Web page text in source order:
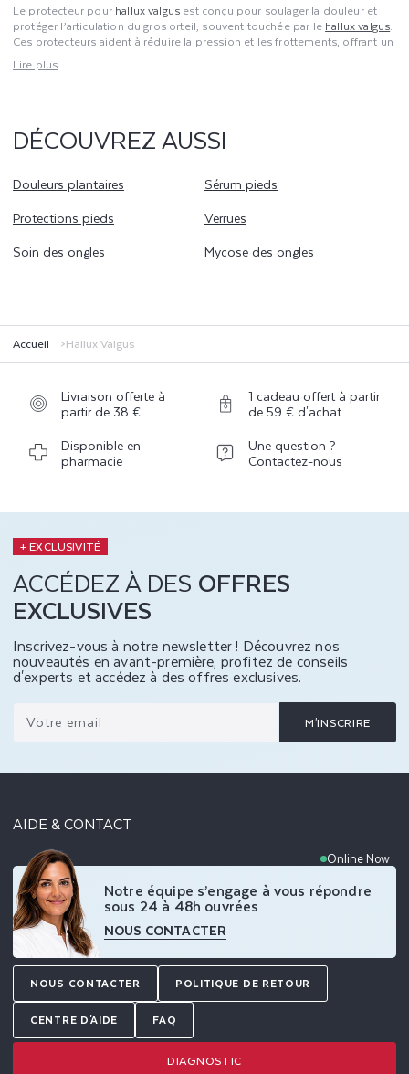
Le protecteur pour hallux valgus est conçu pour soulager la douleur et
protéger l’articulation du gros orteil, souvent touchée par le hallux valgus.
Ces protecteurs aident à réduire la pression et les frottements, offrant un
confort accru. En utilisant un protecteur pour hallux valgus, vous pouvez
éviter les irritations et les douleurs causées par des chaussures mal
votre routine quotidienne. Ce soin est essentiel pour améliorer votre
confort et soulager les symptômes associés à cette condition.
Lire plus
DÉCOUVREZ AUSSI
Douleurs plantaires
Sérum pieds
Protections pieds
Verrues
Soin des ongles
Mycose des ongles
Accueil Hallux Valgus
Livraison offerte à
partir de 38 €
1 cadeau offert à partir
de 59 € d'achat
Disponible en
pharmacie
Une question ?
Contactez-nous
+ EXCLUSIVITÉ
ACCÉDEZ À DES OFFRES
EXCLUSIVES
Inscrivez-vous à notre newsletter ! Découvrez nos
nouveautés en avant-première, profitez de conseils
d'experts et accédez à des offres exclusives.
Votre email M'INSCRIRE
AIDE & CONTACT
Online Now
Notre équipe s’engage à vous répondre
sous 24 à 48h ouvrées
NOUS CONTACTER
NOUS CONTACTER POLITIQUE DE RETOUR
CENTRE D'AIDE FAQ
DIAGNOSTIC